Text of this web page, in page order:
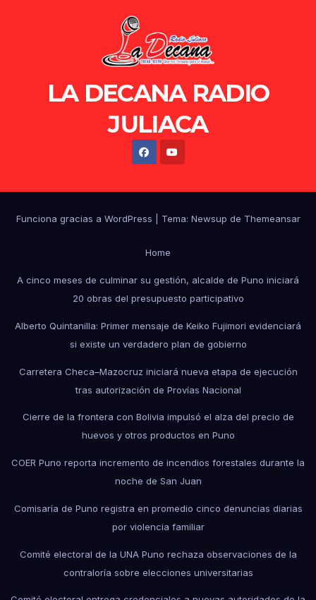
LA DECANA RADIO
JULIACA
Funciona gracias a WordPress Tema: Newsup de Themeansar
Home
A cinco meses de culminar su gestión, alcalde de Puno iniciará
20 obras del presupuesto participativo
Alberto Quintanilla: Primer mensaje de Keiko Fujimori evidenciará
si existe un verdadero plan de gobierno
Carretera Checa–Mazocruz iniciará nueva etapa de ejecución
tras autorización de Provías Nacional
Cierre de la frontera con Bolivia impulsó el alza del precio de
huevos y otros productos en Puno
COER Puno reporta incremento de incendios forestales durante la
noche de San Juan
Comisaría de Puno registra en promedio cinco denuncias diarias
por violencia familiar
Comité electoral de la UNA Puno rechaza observaciones de la
contraloría sobre elecciones universitarias